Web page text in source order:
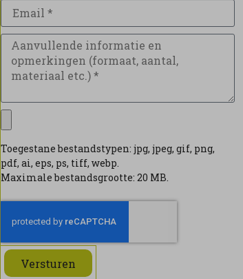
Toegestane bestandstypen: jpg, jpeg, gif, png,
pdf, ai, eps, ps, tiff, webp.
Maximale bestandsgrootte: 20 MB.
Versturen